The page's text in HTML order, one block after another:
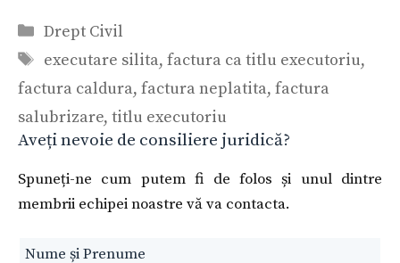
Categorii
Drept Civil
Etichete
executare silita, factura ca titlu executoriu,
factura caldura, factura neplatita, factura
salubrizare, titlu executoriu
Aveți nevoie de consiliere juridică?
Spuneți-ne cum putem fi de folos și unul dintre
membrii echipei noastre vă va contacta.
Leave